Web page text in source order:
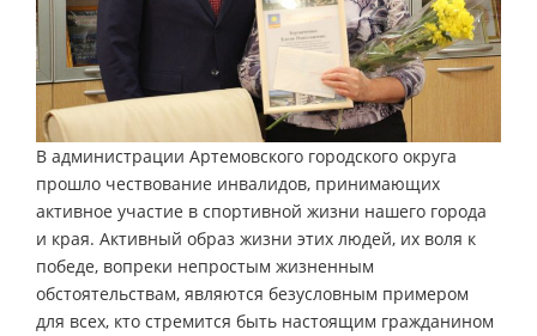
В администрации Артемовского городского округа
прошло чествование инвалидов, принимающих
активное участие в спортивной жизни нашего города
и края. Активный образ жизни этих людей, их воля к
победе, вопреки непростым жизненным
обстоятельствам, являются безусловным примером
для всех, кто стремится быть настоящим гражданином